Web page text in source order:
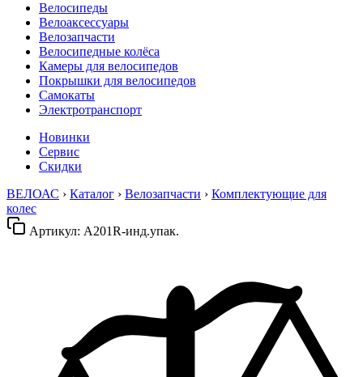
Велосипеды
Велоаксессуары
Велозапчасти
Велосипедные колёса
Камеры для велосипедов
Покрышки для велосипедов
Самокаты
Электротранспорт
Новинки
Сервис
Скидки
ВЕЛОАС › Каталог › Велозапчасти › Комплектующие для
колес
Артикул: A201R-инд.упак.